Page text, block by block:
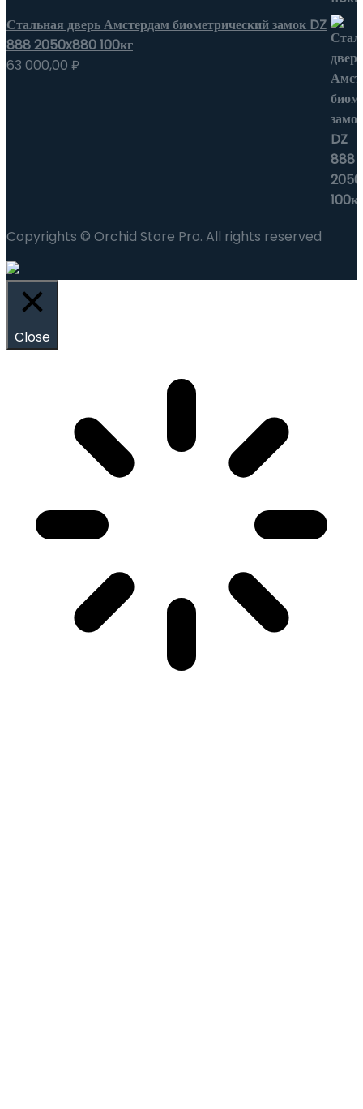
Стальная дверь Амстердам биометрический замок DZ
888 2050x880 100кг
63 000,00 ₽
Copyrights © Orchid Store Pro. All rights reserved
Close